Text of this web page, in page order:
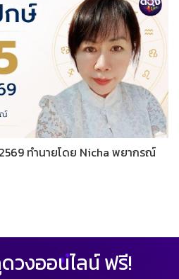
ทำนายโดย Nicha พยากรณ์
วงออนไลน์ ฟรี!